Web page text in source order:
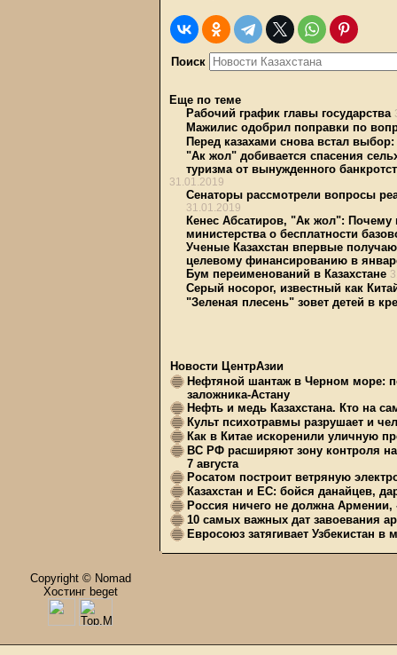
Поиск
Еще по теме
Рабочий график главы государства
Мажилис одобрил поправки по
Перед казахами снова встал
"Ак жол" добивается спасения
туризма от вынужденного
31.01.2019
Сенаторы рассмотрели вопросы
31.01.2019
Кенес Абсатиров, "Ак жол": Почему
министерства о бесплатности
Ученые Казахстан впервые
целевому финансированию в
Бум переименований в Казахстане
Серый носорог, известный как
"Зеленая плесень" зовет детей в
Новости ЦентрАзии
Нефтяной шантаж в Черном море:
заложника-Астану
Нефть и медь Казахстана. Кто на
Культ психотравмы разрушает и
Как в Китае искоренили уличную
ВС РФ расширяют зону контроля на
7 августа
Росатом построит ветряную
Казахстан и ЕС: бойся данайцев,
Россия ничего не должна Армении,
10 самых важных дат завоевания
Евросоюз затягивает Узбекистан
Copyright © Nomad
Хостинг beget